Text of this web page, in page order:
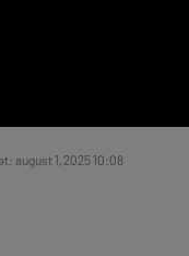
august 1, 2025 10:08